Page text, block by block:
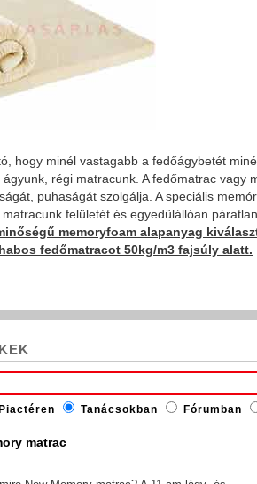
hogy minél vastagabb a fedőágybetét
régi matracunk. A fedőmatrac
puhaságát szolgálja. A speciális
felületét és egyedülállóan
memoryfoam alapanyag
fedőmatracot 50kg/m3 fajsúly alatt.
Tanácsokban Fórumban
matrac